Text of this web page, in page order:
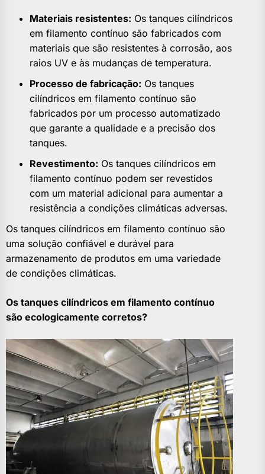
Materiais resistentes: Os tanques cilíndricos
em filamento contínuo são fabricados com
materiais que são resistentes à corrosão, aos
raios UV e às mudanças de temperatura.
Processo de fabricação: Os tanques
cilíndricos em filamento contínuo são
fabricados por um processo automatizado
que garante a qualidade e a precisão dos
tanques.
Revestimento: Os tanques cilíndricos em
filamento contínuo podem ser revestidos
com um material adicional para aumentar a
resistência a condições climáticas adversas.
Os tanques cilíndricos em filamento contínuo são
uma solução confiável e durável para
armazenamento de produtos em uma variedade
de condições climáticas.
Os tanques cilíndricos em filamento contínuo
são ecologicamente corretos?